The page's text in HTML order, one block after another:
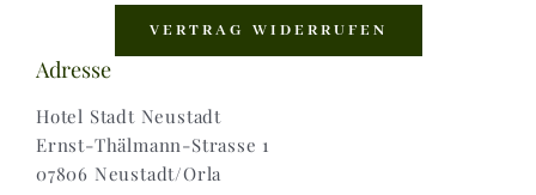
Zahlungsweisen |
VERTRAG WIDERRUFEN
Adresse
Hotel Stadt Neustadt
Ernst-Thälmann-Strasse 1
07806 Neustadt/Orla